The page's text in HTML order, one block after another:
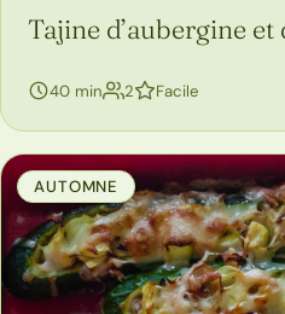
Tajine d’aubergine
40 min 2personnes
Facile
AUTOMNE